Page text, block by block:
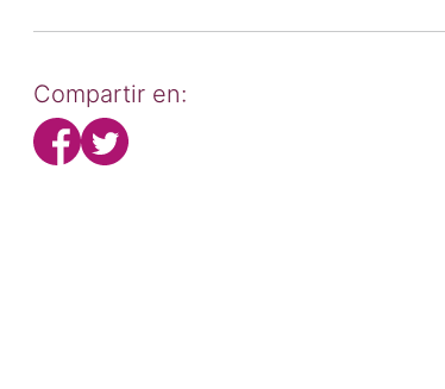
Compartir en: